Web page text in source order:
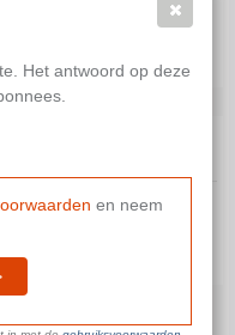
abonnement.
van korte duur
abonnement.
Het antwoord op deze
en neem